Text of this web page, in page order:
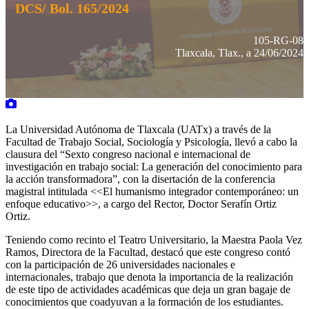
DCS/ Bol. 165/2024
105-RG-08
Tlaxcala, Tlax., a 24/06/2024
La Universidad Autónoma de Tlaxcala (UATx) a través de la
Facultad de Trabajo Social, Sociología y Psicología, llevó a cabo la
clausura del “Sexto congreso nacional e internacional de
investigación en trabajo social: La generación del conocimiento para
la acción transformadora”, con la disertación de la conferencia
magistral intitulada <<El humanismo integrador contemporáneo: un
enfoque educativo>>, a cargo del Rector, Doctor Serafín Ortiz
Ortiz.
Teniendo como recinto el Teatro Universitario, la Maestra Paola Vez
Ramos, Directora de la Facultad, destacó que este congreso contó
con la participación de 26 universidades nacionales e
internacionales, trabajo que denota la importancia de la realización
de este tipo de actividades académicas que deja un gran bagaje de
conocimientos que coadyuvan a la formación de los estudiantes.